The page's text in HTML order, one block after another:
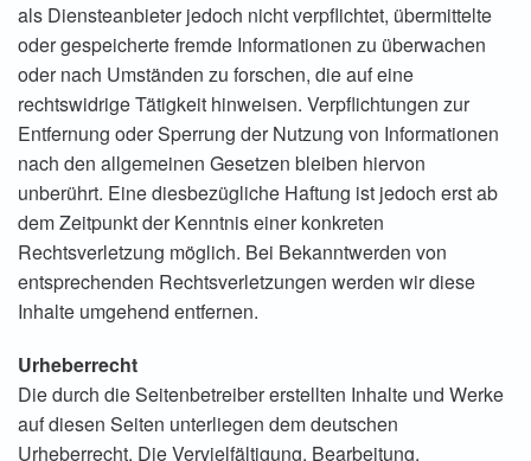
als Diensteanbieter jedoch nicht verpflichtet, übermittelte
oder gespeicherte fremde Informationen zu überwachen
oder nach Umständen zu forschen, die auf eine
rechtswidrige Tätigkeit hinweisen. Verpflichtungen zur
Entfernung oder Sperrung der Nutzung von Informationen
nach den allgemeinen Gesetzen bleiben hiervon
unberührt. Eine diesbezügliche Haftung ist jedoch erst ab
dem Zeitpunkt der Kenntnis einer konkreten
Rechtsverletzung möglich. Bei Bekanntwerden von
entsprechenden Rechtsverletzungen werden wir diese
Inhalte umgehend entfernen.
Urheberrecht
Die durch die Seitenbetreiber erstellten Inhalte und Werke
auf diesen Seiten unterliegen dem deutschen
Urheberrecht. Die Vervielfältigung, Bearbeitung,